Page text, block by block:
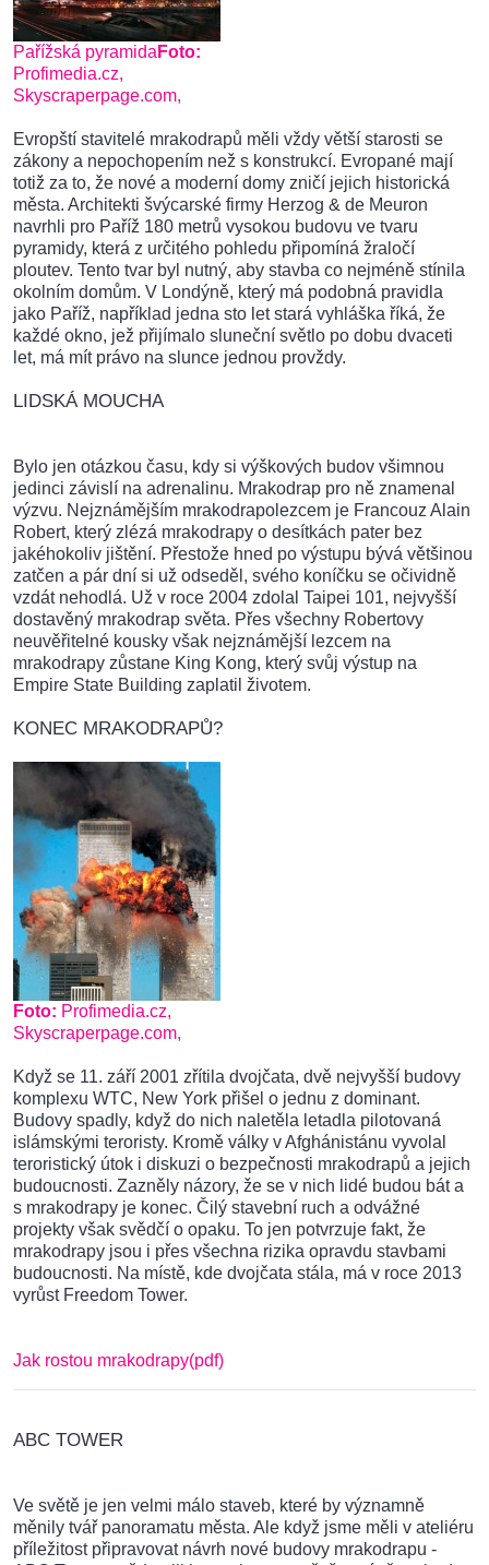
Pařížská pyramida Foto:
Profimedia.cz,
Skyscraperpage.com,
Evropští stavitelé mrakodrapů měli vždy větší starosti se
zákony a nepochopením než s konstrukcí. Evropané mají
totiž za to, že nové a moderní domy zničí jejich historická
města. Architekti švýcarské firmy Herzog & de Meuron
navrhli pro Paříž 180 metrů vysokou budovu ve tvaru
pyramidy, která z určitého pohledu připomíná žraločí
ploutev. Tento tvar byl nutný, aby stavba co nejméně stínila
okolním domům. V Londýně, který má podobná pravidla
jako Paříž, například jedna sto let stará vyhláška říká, že
každé okno, jež přijímalo sluneční světlo po dobu dvaceti
let, má mít právo na slunce jednou provždy.
LIDSKÁ MOUCHA
Bylo jen otázkou času, kdy si výškových budov všimnou
jedinci závislí na adrenalinu. Mrakodrap pro ně znamenal
výzvu. Nejznámějším mrakodrapolezcem je Francouz Alain
Robert, který zlézá mrakodrapy o desítkách pater bez
jakéhokoliv jištění. Přestože hned po výstupu bývá většinou
zatčen a pár dní si už odseděl, svého koníčku se očividně
vzdát nehodlá. Už v roce 2004 zdolal Taipei 101, nejvyšší
dostavěný mrakodrap světa. Přes všechny Robertovy
neuvěřitelné kousky však nejznámější lezcem na
mrakodrapy zůstane King Kong, který svůj výstup na
Empire State Building zaplatil životem.
KONEC MRAKODRAPŮ?
Foto: Profimedia.cz,
Skyscraperpage.com,
Když se 11. září 2001 zřítila dvojčata, dvě nejvyšší budovy
komplexu WTC, New York přišel o jednu z dominant.
Budovy spadly, když do nich naletěla letadla pilotovaná
islámskými teroristy. Kromě války v Afghánistánu vyvolal
teroristický útok i diskuzi o bezpečnosti mrakodrapů a jejich
budoucnosti. Zazněly názory, že se v nich lidé budou bát a
s mrakodrapy je konec. Čilý stavební ruch a odvážné
projekty však svědčí o opaku. To jen potvrzuje fakt, že
mrakodrapy jsou i přes všechna rizika opravdu stavbami
budoucnosti. Na místě, kde dvojčata stála, má v roce 2013
vyrůst Freedom Tower.
Jak rostou mrakodrapy(pdf)
ABC TOWER
Ve světě je jen velmi málo staveb, které by významně
měnily tvář panoramatu města. Ale když jsme měli v ateliéru
příležitost připravovat návrh nové budovy mrakodrapu -